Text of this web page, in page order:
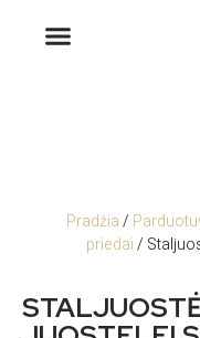
Pradžia/
priedai/